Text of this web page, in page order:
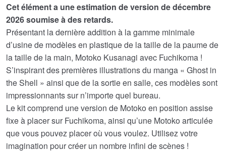
était :
€67.61.
est :
€55.26.
Cet élément a une estimation de version de décembre
2026 soumise à des retards.
Présentant la dernière addition à la gamme minimale
d’usine de modèles en plastique de la taille de la paume de
la taille de la main, Motoko Kusanagi avec Fuchikoma !
S’inspirant des premières illustrations du manga « Ghost in
the Shell » ainsi que de la sortie en salle, ces modèles sont
impressionnants sur n’importe quel bureau.
Le kit comprend une version de Motoko en position assise
fixe à placer sur Fuchikoma, ainsi qu’une Motoko articulée
que vous pouvez placer où vous voulez. Utilisez votre
imagination pour créer un nombre infini de scènes !